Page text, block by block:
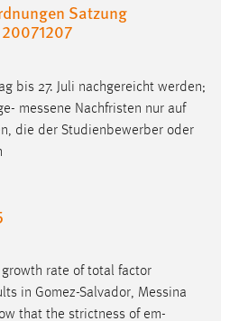
Satzung
bis 27. Juli nachgereicht werden;
messene Nachfristen nur auf
die der Studienbewerber oder
rate of total factor
in Gomez-Salvador, Messina
that the strictness of em-